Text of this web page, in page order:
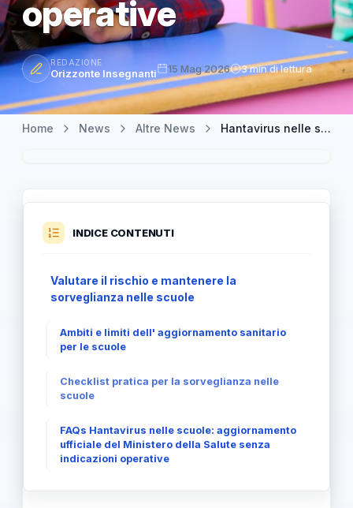
operative
REDAZIONE
Orizzonte Insegnanti 15 Mag 2026 3 min di lettura
Home News Altre News Hantavirus nelle scuole: aggiornamento ufficiale del Ministero della Salute senza indicazioni operative
INDICE CONTENUTI
Valutare il rischio e mantenere la
sorveglianza nelle scuole
Ambiti e limiti dell' aggiornamento sanitario
per le scuole
Checklist pratica per la sorveglianza nelle
scuole
FAQs Hantavirus nelle scuole: aggiornamento
ufficiale del Ministero della Salute senza
indicazioni operative